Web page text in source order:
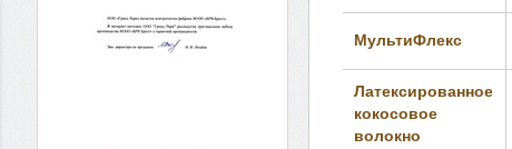
МультиФлекс
Латексированное
кокосовое
волокно